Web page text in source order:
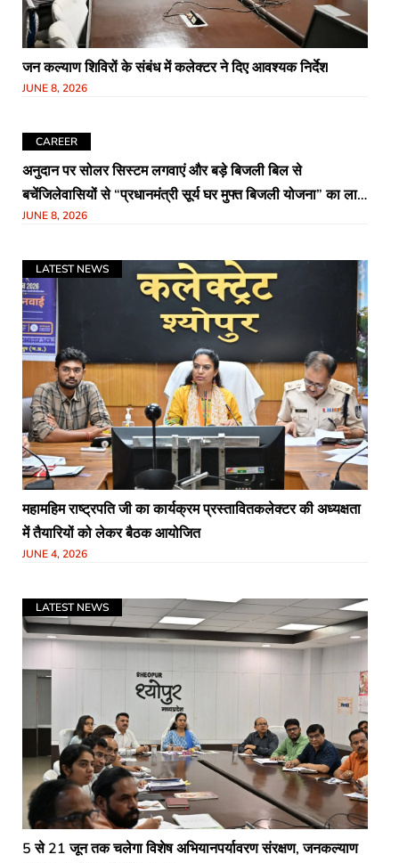
जन कल्याण शिविरों के संबंध में कलेक्टर ने दिए आवश्यक निर्देश
JUNE 8, 2026
CAREER
अनुदान पर सोलर सिस्टम लगवाएं और बड़े बिजली बिल से
बचेंजिलेवासियों से “प्रधानमंत्री सूर्य घर मुफ्त बिजली योजना” का लाभ
उठाने की अपील
JUNE 8, 2026
LATEST NEWS
महामहिम राष्ट्रपति जी का कार्यक्रम प्रस्तावितकलेक्टर की अध्यक्षता
में तैयारियों को लेकर बैठक आयोजित
JUNE 4, 2026
LATEST NEWS
5 से 21 जून तक चलेगा विशेष अभियानपर्यावरण संरक्षण, जनकल्याण